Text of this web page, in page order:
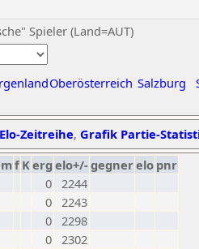
Spieler (Land=AUT)
Oberösterreich Salzburg
Zeitreihe, Grafik Partie-
f Kerg elo+/-gegnerelo pnr
0 2244
0 2243
0 2298
0 2302